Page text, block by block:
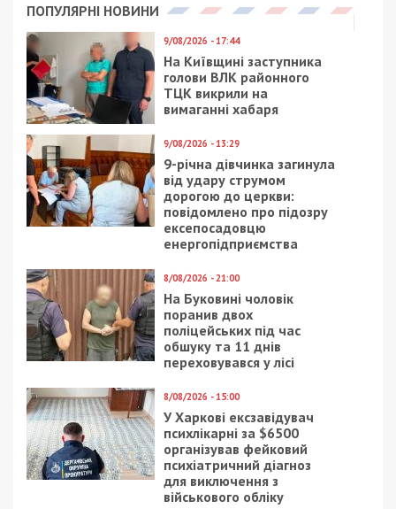
ПОПУЛЯРНІ НОВИНИ
9/08/2026 - 17:44
На Київщині заступника
голови ВЛК районного
ТЦК викрили на
вимаганні хабаря
9/08/2026 - 13:29
9-річна дівчинка загинула
від удару струмом
дорогою до церкви:
повідомлено про підозру
ексепосадовцю
енергопідприємства
8/08/2026 - 21:00
На Буковині чоловік
поранив двох
поліцейських під час
обшуку та 11 днів
переховувався у лісі
8/08/2026 - 15:00
У Харкові ексзавідувач
психлікарні за $6500
організував фейковий
психіатричний діагноз
для виключення з
військового обліку